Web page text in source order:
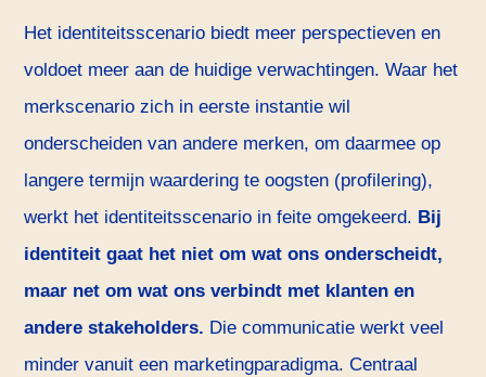
Het identiteitsscenario biedt meer perspectieven en
voldoet meer aan de huidige verwachtingen. Waar het
merkscenario zich in eerste instantie wil
onderscheiden van andere merken, om daarmee op
langere termijn waardering te oogsten (profilering),
werkt het identiteitsscenario in feite omgekeerd. Bij
identiteit gaat het niet om wat ons onderscheidt,
maar net om wat ons verbindt met klanten en
andere stakeholders. Die communicatie werkt veel
minder vanuit een marketingparadigma. Centraal